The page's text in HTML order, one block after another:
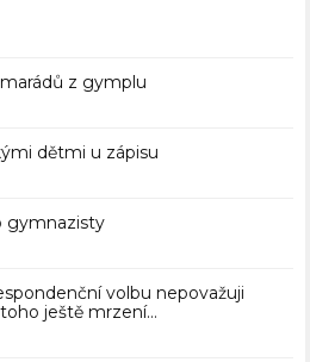
z gymplu
dětmi u zápisu
gymnazisty
volbu nepovažuji
ještě mrzení…